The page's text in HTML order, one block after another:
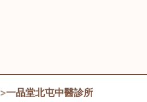
>一品堂北屯中醫診所